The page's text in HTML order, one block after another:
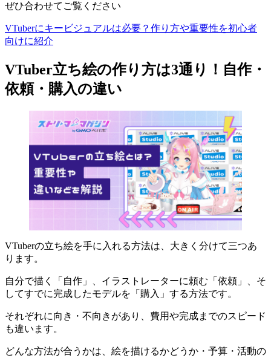
ぜひ合わせてご覧ください
VTuberにキービジュアルは必要？作り方や重要性を初心者
向けに紹介
VTuber立ち絵の作り方は3通り！自作・
依頼・購入の違い
VTuberの立ち絵を手に入れる方法は、大きく分けて三つあ
ります。
自分で描く「自作」、イラストレーターに頼む「依頼」、そ
してすでに完成したモデルを「購入」する方法です。
それぞれに向き・不向きがあり、費用や完成までのスピード
も違います。
どんな方法が合うかは、絵を描けるかどうか・予算・活動の